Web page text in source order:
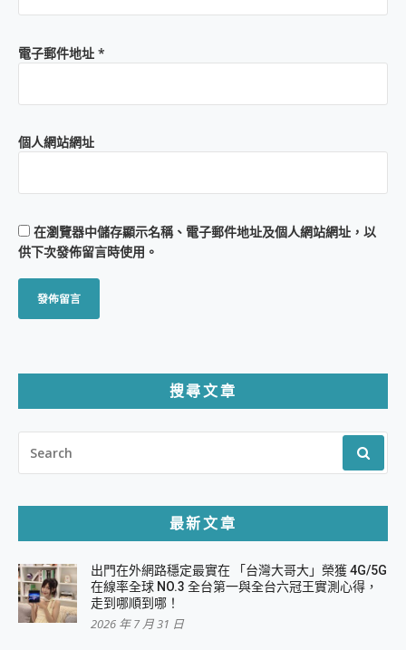
電子郵件地址 *
個人網站網址
在瀏覽器中儲存顯示名稱、電子郵件地址及個人網站網址，以
供下次發佈留言時使用。
搜尋文章
FOR:
最新文章
出門在外網路穩定最實在 「台灣大哥大」榮獲 4G/5G
在線率全球 NO.3 全台第一與全台六冠王實測心得，
走到哪順到哪！
2026 年 7 月 31 日